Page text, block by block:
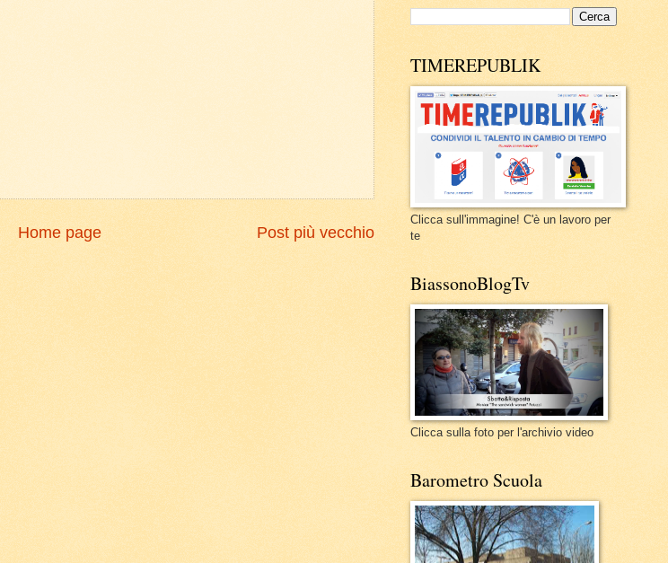
Post più vecchio
Home page
TIMEREPUBLIK
Clicca sull'immagine! C'è un lavoro per
te
BiassonoBlogTv
Clicca sulla foto per l'archivio video
Barometro Scuola